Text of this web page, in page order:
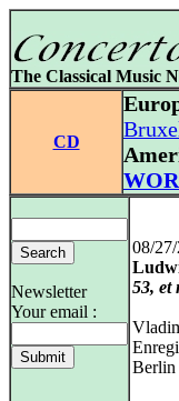
The Classical Music
CD
Newsletter
Your email :
08/
53, et
Berlin